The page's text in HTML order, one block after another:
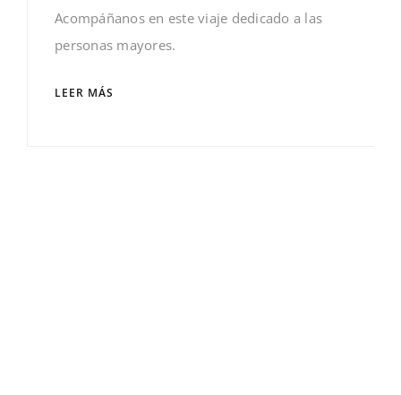
Acompáñanos en este viaje dedicado a las
personas mayores.
LEER MÁS